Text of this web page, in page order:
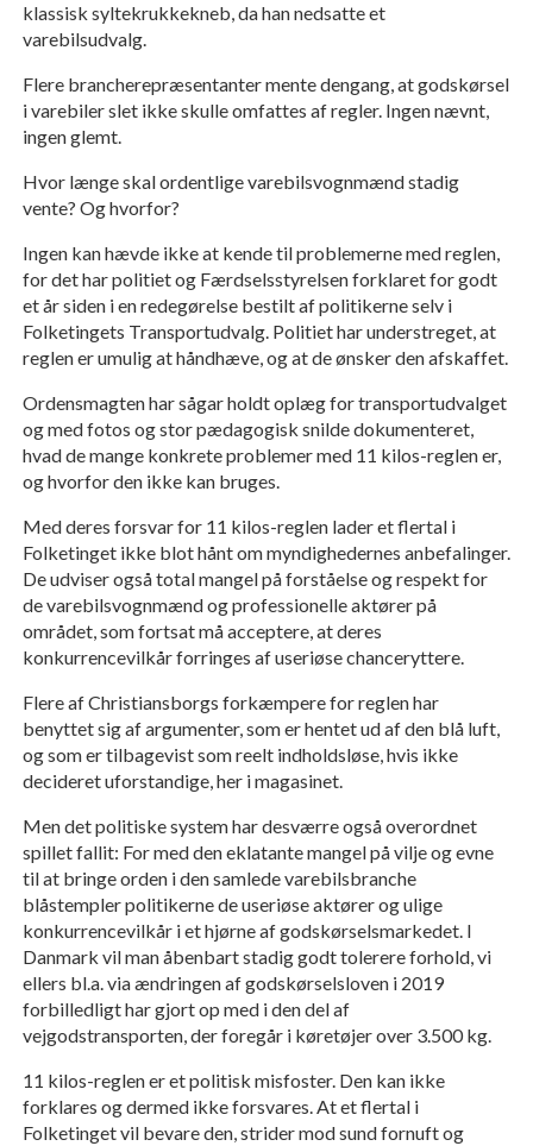
klassisk syltekrukkekneb, da han nedsatte et
varebilsudvalg.
Flere brancherepræsentanter mente dengang, at godskørsel
i varebiler slet ikke skulle omfattes af regler. Ingen nævnt,
ingen glemt.
Hvor længe skal ordentlige varebilsvognmænd stadig
vente? Og hvorfor?
Ingen kan hævde ikke at kende til problemerne med reglen,
for det har politiet og Færdselsstyrelsen forklaret for godt
et år siden i en redegørelse bestilt af politikerne selv i
Folketingets Transportudvalg. Politiet har understreget, at
reglen er umulig at håndhæve, og at de ønsker den afskaffet.
Ordensmagten har sågar holdt oplæg for transportudvalget
og med fotos og stor pædagogisk snilde dokumenteret,
hvad de mange konkrete problemer med 11 kilos-reglen er,
og hvorfor den ikke kan bruges.
Med deres forsvar for 11 kilos-reglen lader et flertal i
Folketinget ikke blot hånt om myndighedernes anbefalinger.
De udviser også total mangel på forståelse og respekt for
de varebilsvognmænd og professionelle aktører på
området, som fortsat må acceptere, at deres
konkurrencevilkår forringes af useriøse chanceryttere.
Flere af Christiansborgs forkæmpere for reglen har
benyttet sig af argumenter, som er hentet ud af den blå luft,
og som er tilbagevist som reelt indholdsløse, hvis ikke
decideret uforstandige, her i magasinet.
Men det politiske system har desværre også overordnet
spillet fallit: For med den eklatante mangel på vilje og evne
til at bringe orden i den samlede varebilsbranche
blåstempler politikerne de useriøse aktører og ulige
konkurrencevilkår i et hjørne af godskørselsmarkedet. I
Danmark vil man åbenbart stadig godt tolerere forhold, vi
ellers bl.a. via ændringen af godskørselsloven i 2019
forbilledligt har gjort op med i den del af
vejgodstransporten, der foregår i køretøjer over 3.500 kg.
11 kilos-reglen er et politisk misfoster. Den kan ikke
forklares og dermed ikke forsvares. At et flertal i
Folketinget vil bevare den, strider mod sund fornuft og